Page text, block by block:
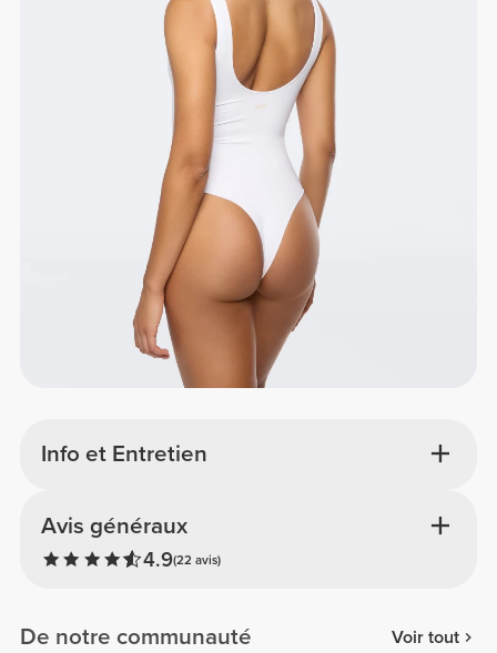
Info et Entretien
Avis généraux
4.9(22 avis)
De notre communauté Voir tout